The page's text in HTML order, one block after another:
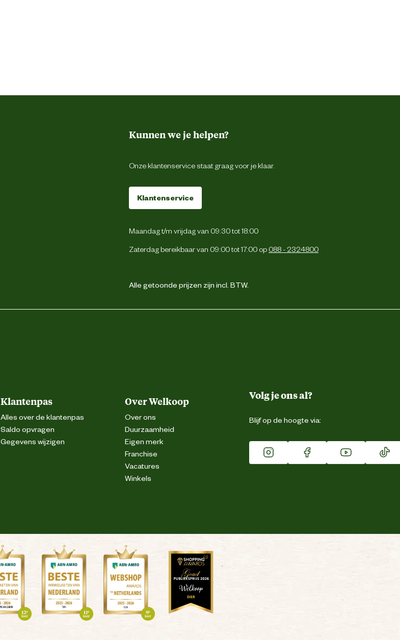
Kunnen we je helpen?
Onze klantenservice staat graag voor je klaar.
Klantenservice
Maandag t/m vrijdag van 09:30 tot 18:00
Zaterdag bereikbaar van 09:00 tot 17:00 op 088 - 2324800
Alle getoonde prijzen zijn incl. BTW.
Klantenpas
Alles over de klantenpas
Saldo opvragen
Gegevens wijzigen
Over Welkoop
Over ons
Duurzaamheid
Eigen merk
Franchise
Vacatures
Winkels
Volg je ons al?
Blijf op de hoogte via: